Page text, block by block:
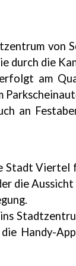
von
durch die
am
an
Stadt Viertel
die
Handy-